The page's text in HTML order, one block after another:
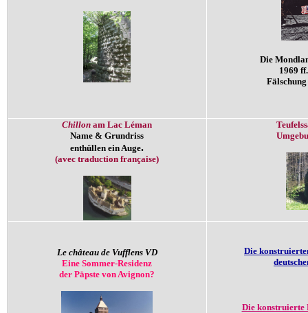
Die
1969
Chillon am Lac Léman
Name & Grundriss
enthüllen ein Auge.
(avec traduction française)
Le château de Vufflens VD
Eine Sommer-Residenz
der Päpste von Avignon?
Die
Die konstruierte